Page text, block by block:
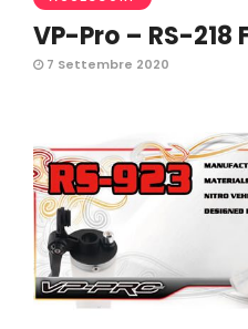
VP-Pro – RS-218
7 Settembre 2020